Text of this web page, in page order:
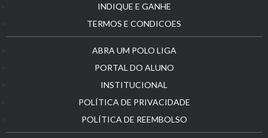
INDIQUE E GANHE
TERMOS E CONDICOES
ABRA UM POLO LIGA
PORTAL DO ALUNO
INSTITUCIONAL
POLÍTICA DE PRIVACIDADE
POLÍTICA DE REEMBOLSO